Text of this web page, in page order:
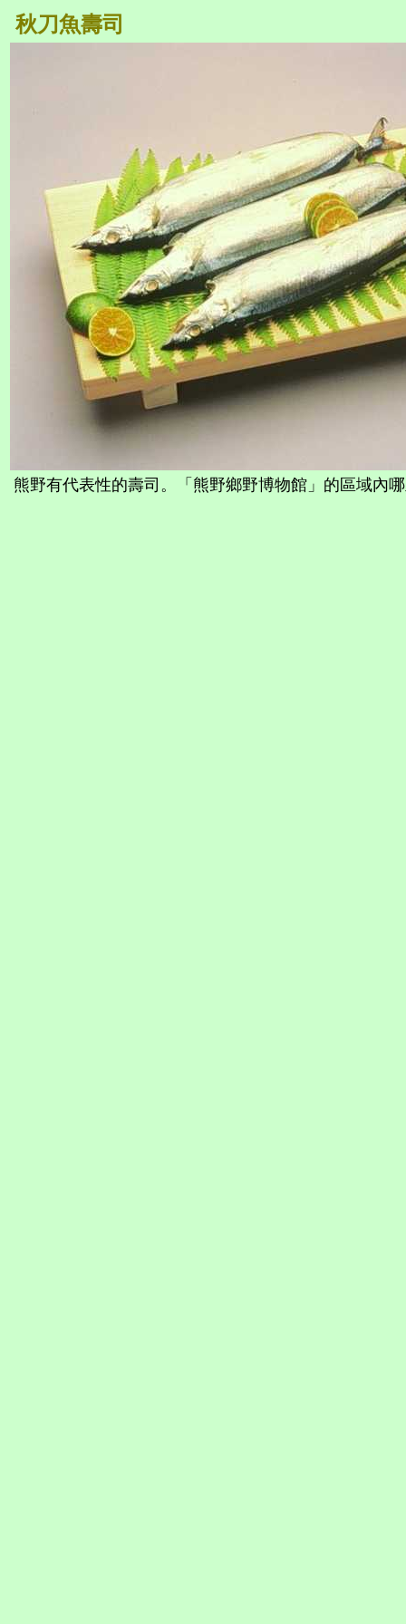
秋刀魚壽司
熊野有代表性的壽司。「熊野鄉野博物館」的區域內